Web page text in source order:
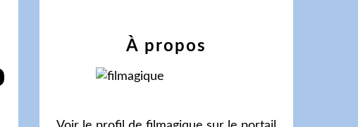
À propos